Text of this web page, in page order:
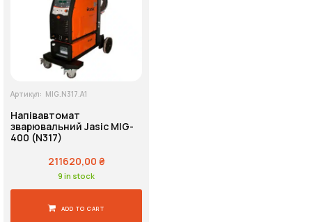
Артикул: MIG.N317.A1
Напівавтомат
зварювальний Jasic MIG-
400 (N317)
211620,00 ₴
9 in stock
ADD TO CART
Напруга живлення